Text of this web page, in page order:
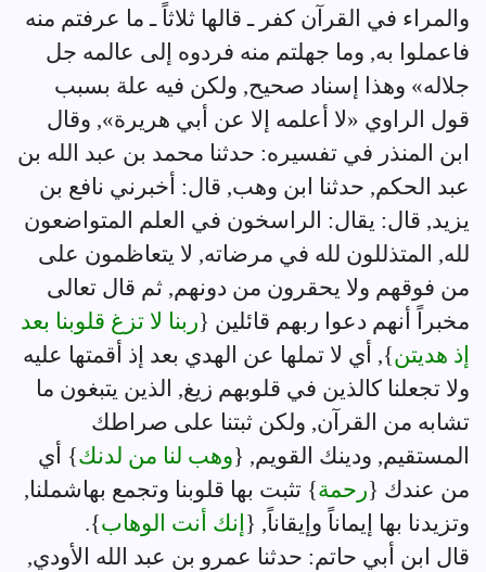
والمراء في القرآن كفر ـ قالها ثلاثاً ـ ما عرفتم منه
فاعملوا به, وما جهلتم منه فردوه إلى عالمه جل
جلاله» وهذا إسناد صحيح, ولكن فيه علة بسبب
قول الراوي «لا أعلمه إلا عن أبي هريرة», وقال
ابن المنذر في تفسيره: حدثنا محمد بن عبد الله بن
عبد الحكم, حدثنا ابن وهب, قال: أخبرني نافع بن
يزيد, قال: يقال: الراسخون في العلم المتواضعون
لله, المتذللون لله في مرضاته, لا يتعاظمون على
من فوقهم ولا يحقرون من دونهم, ثم قال تعالى
مخبراً أنهم دعوا ربهم قائلين {ربنا لا تزغ قلوبنا بعد
إذ هديتن}, أي لا تملها عن الهدي بعد إذ أقمتها عليه
ولا تجعلنا كالذين في قلوبهم زيغ, الذين يتبغون ما
تشابه من القرآن, ولكن ثبتنا على صراطك
المستقيم, ودينك القويم, {وهب لنا من لدنك} أي
من عندك {رحمة} تثبت بها قلوبنا وتجمع بهاشملنا,
وتزيدنا بها إيماناً وإيقاناً, { إنك أنت الوهاب}.
قال ابن أبي حاتم: حدثنا عمرو بن عبد الله الأودي,